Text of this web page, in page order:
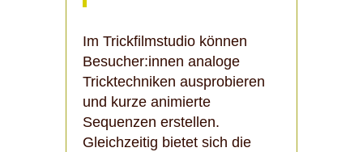
Im Trickfilmstudio können
Besucher:innen analoge
Tricktechniken ausprobieren
und kurze animierte
Sequenzen erstellen.
Gleichzeitig bietet sich die